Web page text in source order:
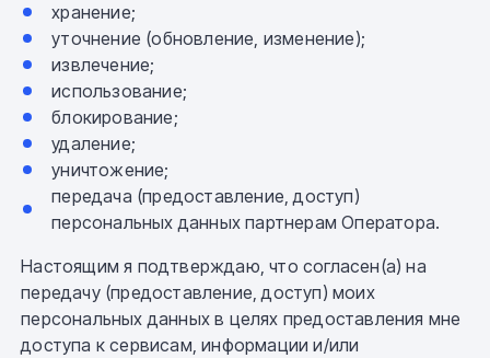
хранение;
уточнение (обновление, изменение);
извлечение;
использование;
блокирование;
удаление;
уничтожение;
передача (предоставление, доступ)
персональных данных партнерам Оператора.
Настоящим я подтверждаю, что согласен(а) на
передачу (предоставление, доступ) моих
персональных данных в целях предоставления мне
доступа к сервисам, информации и/или